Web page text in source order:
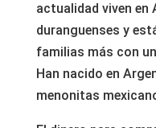
actualidad viven
duranguenses y
familias más con
Han nacido en
menonitas